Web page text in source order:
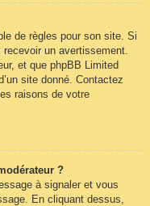
de règles pour son site. Si
un avertissement.
et que phpBB Limited
site donné. Contactez
raisons de votre
?
à signaler et vous
En cliquant dessus,